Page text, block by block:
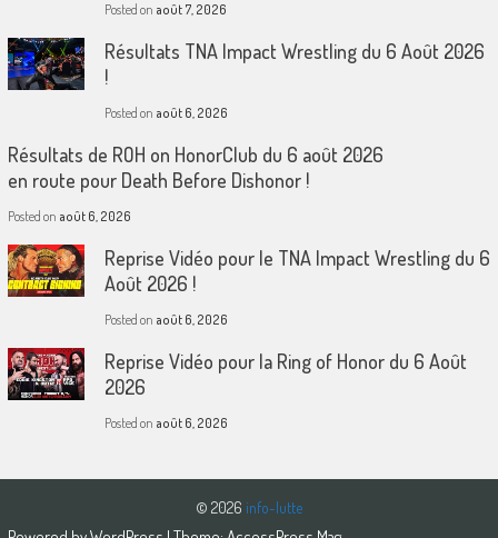
Posted on août 7, 2026
Résultats TNA Impact Wrestling du 6 Août 2026
!
Posted on août 6, 2026
Résultats de ROH on HonorClub du 6 août 2026
en route pour Death Before Dishonor !
Posted on août 6, 2026
Reprise Vidéo pour le TNA Impact Wrestling du 6
Août 2026 !
Posted on août 6, 2026
Reprise Vidéo pour la Ring of Honor du 6 Août
2026
Posted on août 6, 2026
© 2026 info-lutte